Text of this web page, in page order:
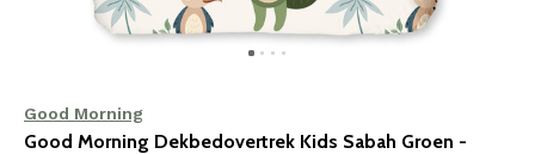
Good Morning
Good Morning Dekbedovertrek Kids Sabah Groen -